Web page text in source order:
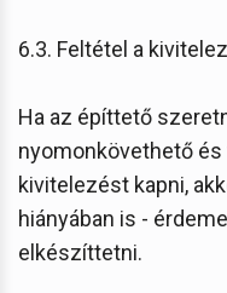
6.3. Feltétel a
Ha az építtető
nyomonkövethető
kivitelezést kapni,
hiányában is -
elkészíttetni.